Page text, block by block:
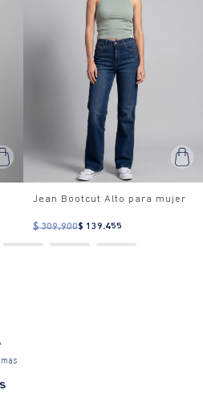
Jean Bootcut Alto para mujer
$ 309.900$ 139.455